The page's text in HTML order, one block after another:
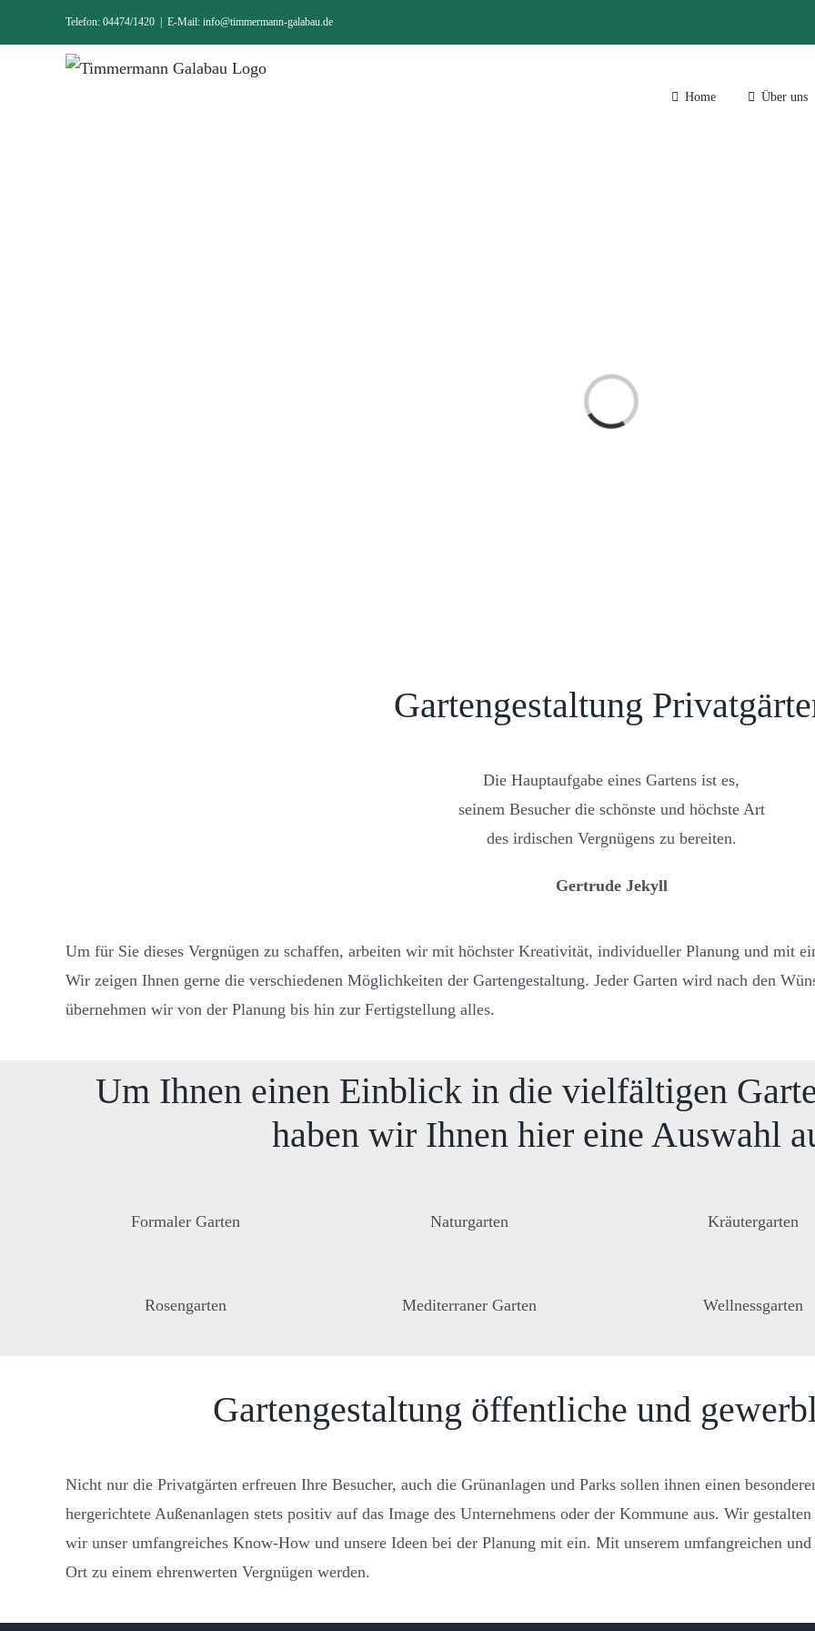
Inhalt
Telefon: 04474/1420 E-Mail: info@timmermann-galabau.de
Home Über uns
Laden...
Gartengestaltung
Die Hauptaufgabe eines Gartens ist es,
seinem Besucher die schönste und höchste Art
des irdischen Vergnügens zu bereiten.
Gertrude Jekyll
Um für Sie dieses Vergnügen zu schaffen, arbeiten wir mit höchster Kreativität, individueller Planung und mit
Wir zeigen Ihnen gerne die verschiedenen Möglichkeiten der Gartengestaltung. Jeder Garten wird nach den
übernehmen wir von der Planung bis hin zur Fertigstellung alles.
Um Ihnen einen Einblick in die vielfältigen
haben wir Ihnen hier eine Auswahl
Formaler Garten Naturgarten Kräutergarten
Rosengarten Mediterraner Garten Wellnessgarten
Gartengestaltung öffentliche und
Nicht nur die Privatgärten erfreuen Ihre Besucher, auch die Grünanlagen und Parks sollen ihnen einen
hergerichtete Außenanlagen stets positiv auf das Image des Unternehmens oder der Kommune aus. Wir
wir unser umfangreiches Know-How und unsere Ideen bei der Planung mit ein. Mit unserem umfangreichen
Ort zu einem ehrenwerten Vergnügen werden.